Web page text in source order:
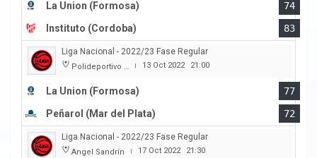
La Union (Formosa)
74
Instituto (Cordoba)
83
Liga Nacional - 2022/23 Fase Regular
Polideportivo Cincuentenario | 13 Oct 2022 21:00
La Union (Formosa)
77
Peñarol (Mar del Plata)
72
Liga Nacional - 2022/23 Fase Regular
Angel Sandrín | 17 Oct 2022 21:30